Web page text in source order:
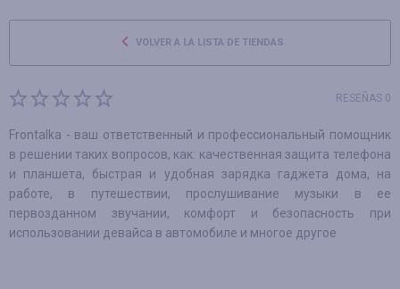
VOLVER A LA LISTA DE TIENDAS
RESEÑAS 0
Frontalka - ваш ответственный и профессиональный помощник
в решении таких вопросов, как: качественная защита телефона
и планшета, быстрая и удобная зарядка гаджета дома, на
работе, в путешествии, прослушивание музыки в ее
первозданном звучании, комфорт и безопасность при
использовании девайса в автомобиле и многое другое